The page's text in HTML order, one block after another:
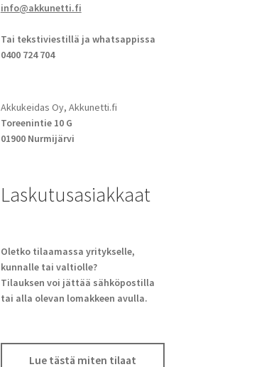
info@akkunetti.fi
Tai tekstiviestillä ja whatsappissa
0400 724 704
Akkukeidas Oy, Akkunetti.fi
Toreenintie 10 G
01900 Nurmijärvi
Laskutusasiakkaat
Oletko tilaamassa yritykselle,
kunnalle tai valtiolle?
Tilauksen voi jättää sähköpostilla
tai alla olevan lomakkeen avulla.
Lue tästä miten tilaat